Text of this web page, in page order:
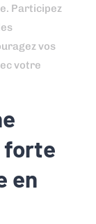
Participez
vos
votre
forte
en